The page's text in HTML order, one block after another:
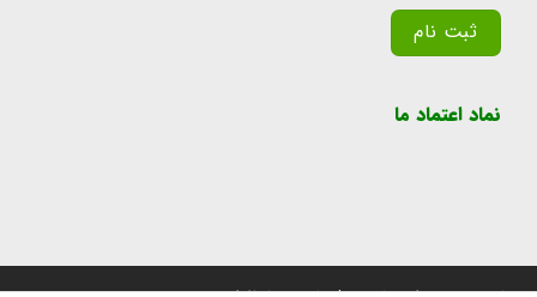
نماد اعتماد ما